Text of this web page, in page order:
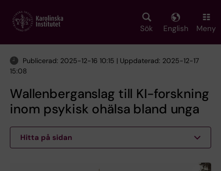
main
Sök English Meny
Publicerad: 2025-12-16 10:15 | Uppdaterad: 2025-12-17
15:08
Wallenberganslag till KI-forskning
inom psykisk ohälsa bland unga
Hitta på sidan